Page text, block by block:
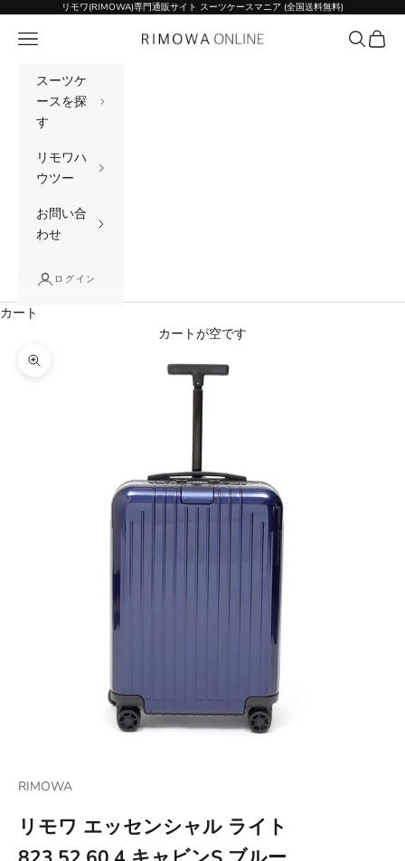
コンテンツへスキップリモワ(RIMOWA)専門通販サイト スーツケースマニア (全国送料無料)
リモワ(RIMOWA)専門通販サイト スーツケー
メニュー 検索カート
スーツケ
ースを探
す
リモワハ
ウツー
お問い合
わせ
ログイン
カート
カートが空です
ズームイン
RIMOWA
リモワ エッセンシャル ライト